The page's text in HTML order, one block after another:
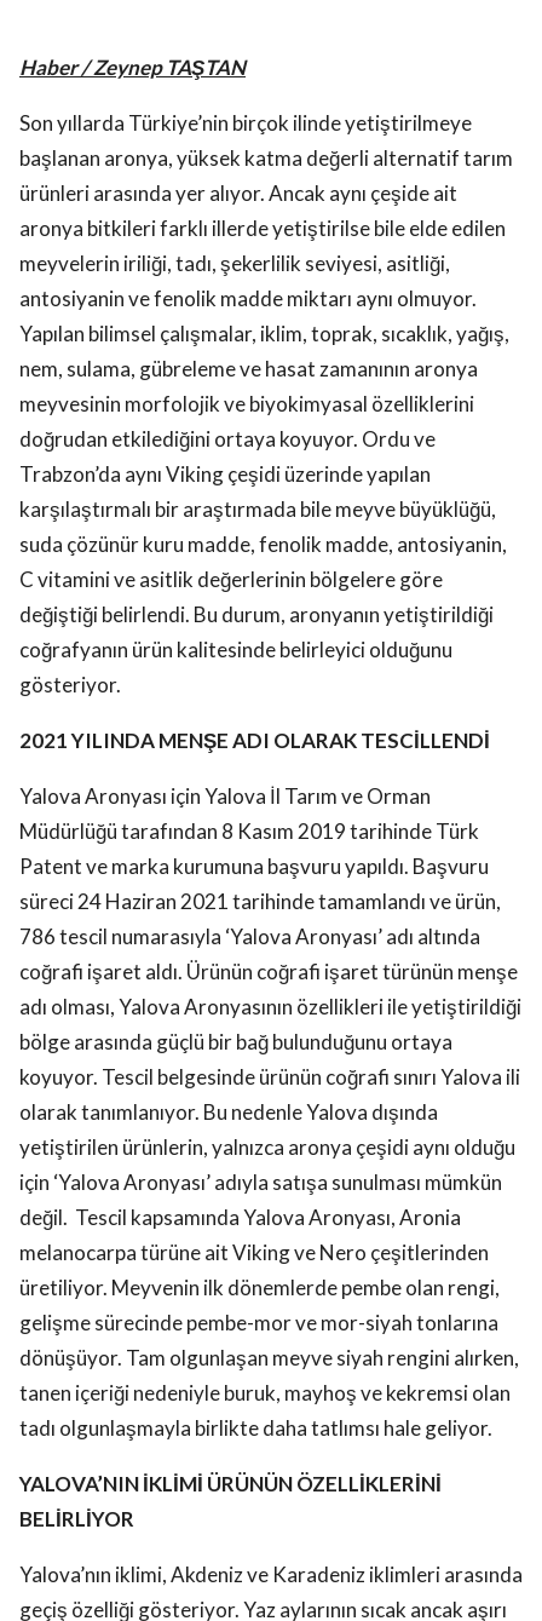
Haber / Zeynep TAŞTAN
Son yıllarda Türkiye’nin birçok ilinde yetiştirilmeye
başlanan aronya, yüksek katma değerli alternatif tarım
ürünleri arasında yer alıyor. Ancak aynı çeşide ait
aronya bitkileri farklı illerde yetiştirilse bile elde edilen
meyvelerin iriliği, tadı, şekerlilik seviyesi, asitliği,
antosiyanin ve fenolik madde miktarı aynı olmuyor.
Yapılan bilimsel çalışmalar, iklim, toprak, sıcaklık, yağış,
nem, sulama, gübreleme ve hasat zamanının aronya
meyvesinin morfolojik ve biyokimyasal özelliklerini
doğrudan etkilediğini ortaya koyuyor. Ordu ve
Trabzon’da aynı Viking çeşidi üzerinde yapılan
karşılaştırmalı bir araştırmada bile meyve büyüklüğü,
suda çözünür kuru madde, fenolik madde, antosiyanin,
C vitamini ve asitlik değerlerinin bölgelere göre
değiştiği belirlendi. Bu durum, aronyanın yetiştirildiği
coğrafyanın ürün kalitesinde belirleyici olduğunu
gösteriyor.
2021 YILINDA MENŞE ADI OLARAK TESCİLLENDİ
Yalova Aronyası için Yalova İl Tarım ve Orman
Müdürlüğü tarafından 8 Kasım 2019 tarihinde Türk
Patent ve marka kurumuna başvuru yapıldı. Başvuru
süreci 24 Haziran 2021 tarihinde tamamlandı ve ürün,
786 tescil numarasıyla ‘Yalova Aronyası’ adı altında
coğrafi işaret aldı. Ürünün coğrafi işaret türünün menşe
adı olması, Yalova Aronyasının özellikleri ile yetiştirildiği
bölge arasında güçlü bir bağ bulunduğunu ortaya
koyuyor. Tescil belgesinde ürünün coğrafi sınırı Yalova ili
olarak tanımlanıyor. Bu nedenle Yalova dışında
yetiştirilen ürünlerin, yalnızca aronya çeşidi aynı olduğu
için ‘Yalova Aronyası’ adıyla satışa sunulması mümkün
değil. Tescil kapsamında Yalova Aronyası, Aronia
melanocarpa türüne ait Viking ve Nero çeşitlerinden
üretiliyor. Meyvenin ilk dönemlerde pembe olan rengi,
gelişme sürecinde pembe-mor ve mor-siyah tonlarına
dönüşüyor. Tam olgunlaşan meyve siyah rengini alırken,
tanen içeriği nedeniyle buruk, mayhoş ve kekremsi olan
tadı olgunlaşmayla birlikte daha tatlımsı hale geliyor.
YALOVA’NIN İKLİMİ ÜRÜNÜN ÖZELLİKLERİNİ
BELİRLİYOR
Yalova’nın iklimi, Akdeniz ve Karadeniz iklimleri arasında
geçiş özelliği gösteriyor. Yaz aylarının sıcak ancak aşırı